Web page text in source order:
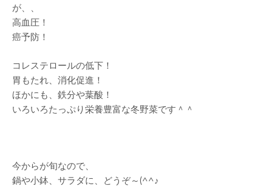
が、、
高血圧！
癌予防！
コレステロールの低下！
胃もたれ、消化促進！
ほかにも、鉄分や葉酸！
いろいろたっぷり栄養豊富な冬野菜です＾＾
今からが旬なので、
鍋や小鉢、サラダに、どうぞ～(^^♪